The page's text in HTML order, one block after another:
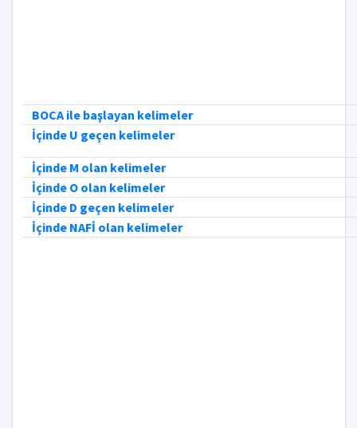
BOCA ile başlayan kelimeler
İçinde U geçen kelimeler
İçinde M olan kelimeler
İçinde O olan kelimeler
İçinde D geçen kelimeler
İçinde NAFİ olan kelimeler